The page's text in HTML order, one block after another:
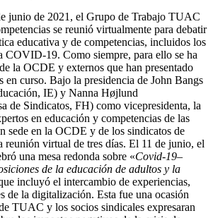
junio de 2021, el Grupo de Trabajo TUAC
se reunió virtualmente para debatir
educativa y de competencias, incluidos los
COVID-19. Como siempre, para ello se ha
la OCDE y externos que han presentado
en curso. Bajo la presidencia de John Bangs
IE) y Nanna Højlund
de Sindicatos, FH) como vicepresidenta, la
en educación y competencias de las
sede en la OCDE y de los sindicatos de
reunión virtual de tres días. El 11 de junio, el
una mesa redonda sobre «Covid-19–
de la educación de adultos y la
incluyó el intercambio de experiencias,
de la digitalización. Esta fue una ocasión
TUAC y los socios sindicales expresaran